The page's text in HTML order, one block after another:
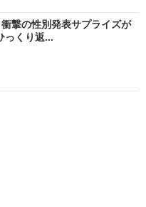
撃の性別発表サプライズが
くり返...